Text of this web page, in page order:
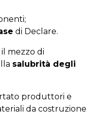
di Declare.
mezzo di
salubrità degli
produttori e
da costruzione